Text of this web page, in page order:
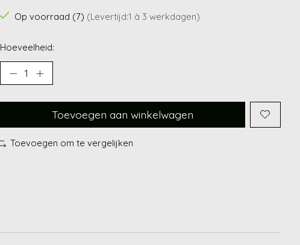
Op voorraad (7) (Levertijd:1 à 3 werkdagen)
Hoeveelheid:
Toevoegen aan winkelwagen
Toevoegen om te vergelijken